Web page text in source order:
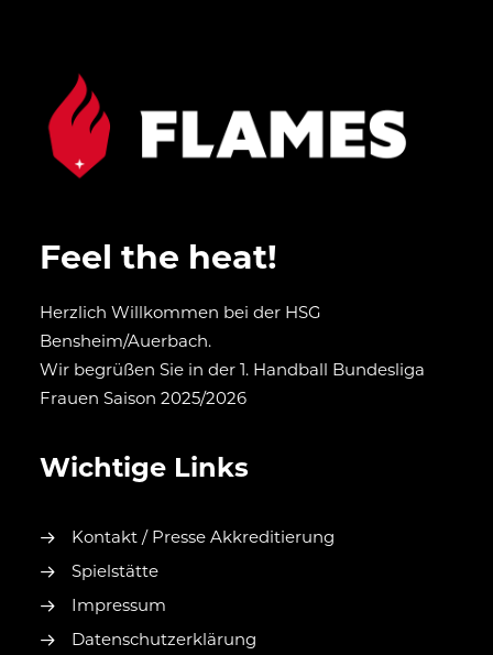
Feel the heat!
Herzlich Willkommen bei der HSG
Bensheim/Auerbach.
Wir begrüßen Sie in der 1. Handball Bundesliga
Frauen Saison 2025/2026
Wichtige Links
Kontakt / Presse Akkreditierung
Spielstätte
Impressum
Datenschutzerklärung